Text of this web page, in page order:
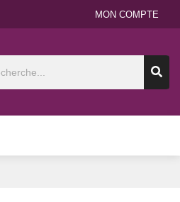
MON COMPTE